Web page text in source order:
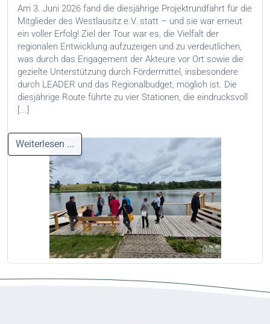
Am 3. Juni 2026 fand die diesjährige Projektrundfahrt für die
Mitglieder des Westlausitz e.V. statt – und sie war erneut
ein voller Erfolg! Ziel der Tour war es, die Vielfalt der
regionalen Entwicklung aufzuzeigen und zu verdeutlichen,
was durch das Engagement der Akteure vor Ort sowie die
gezielte Unterstützung durch Fördermittel, insbesondere
durch LEADER und das Regionalbudget, möglich ist. Die
diesjährige Route führte zu vier Stationen, die eindrucksvoll
[...]
Weiterlesen ...